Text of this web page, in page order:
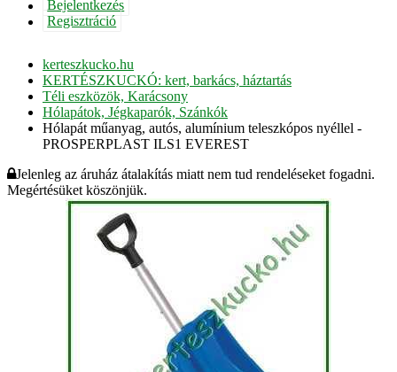
Bejelentkezés
Regisztráció
kerteszkucko.hu
KERTÉSZKUCKÓ: kert, barkács, háztartás
Téli eszközök, Karácsony
Hólapátok, Jégkaparók, Szánkók
Hólapát műanyag, autós, alumínium teleszkópos nyéllel -
PROSPERPLAST ILS1 EVEREST
Jelenleg az áruház átalakítás miatt nem tud rendeléseket fogadni.
Megértésüket köszönjük.